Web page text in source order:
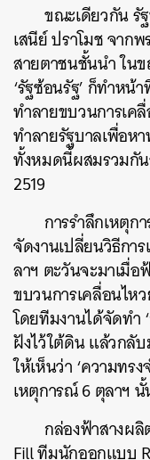
ขณะเดียวกัน รั
เสนีย์ ปราโมช จาก
สายตาชนชั้นนำ ใน
‘รัฐซ้อนรัฐ’ ก็ทำห
ทำลายขบวนการเค
ทำลายรัฐบาลเพื่อห
ทั้งหมดนี้ผสมรวมกั
2519
การรำลึกเหตุ
จัดงานเปลี่ยนวิธีกา
ลาฯ ตะวันจะมาเมื่อ
ขบวนการเคลื่อนไ
โดยทีมงานได้จัดทำ
ฝังไว้ใต้ดิน แล้วกลั
ให้เห็นว่า ‘ความทร
เหตุการณ์ 6 ตุลาฯ
กล่องฟ้าสางผ
Fill ทีมนักออกแบบ